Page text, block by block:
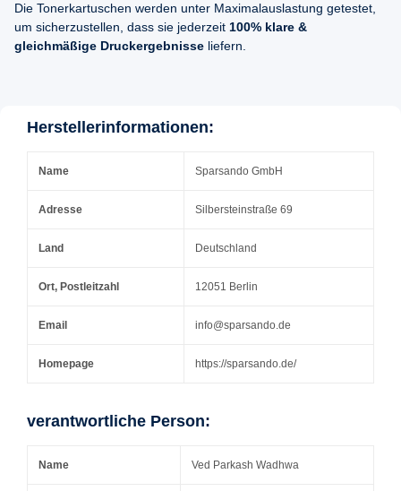
Die Tonerkartuschen werden unter Maximalauslastung getestet,
um sicherzustellen, dass sie jederzeit 100% klare &
gleichmäßige Druckergebnisse liefern.
Herstellerinformationen:
Name Sparsando GmbH
Adresse Silbersteinstraße 69
Land Deutschland
Ort, Postleitzahl 12051 Berlin
Email info@sparsando.de
Homepage https://sparsando.de/
verantwortliche Person:
Name Ved Parkash Wadhwa